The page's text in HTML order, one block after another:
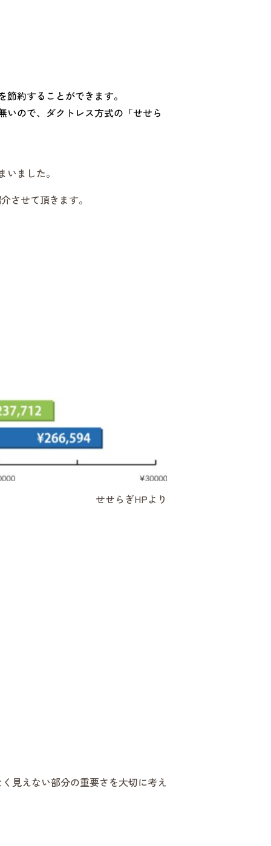
約することができます。
ので、ダクトレス方式の「せせら
ました。
させて頂きます。
せせらぎHPより
見えない部分の重要さを大切に考え